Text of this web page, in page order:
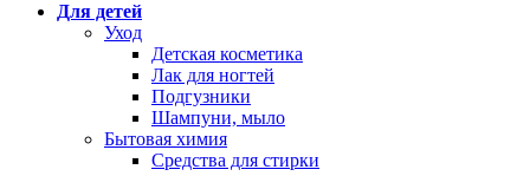
Для детей
Уход
Детская косметика
Лак для ногтей
Подгузники
Шампуни, мыло
Бытовая химия
Средства для стирки